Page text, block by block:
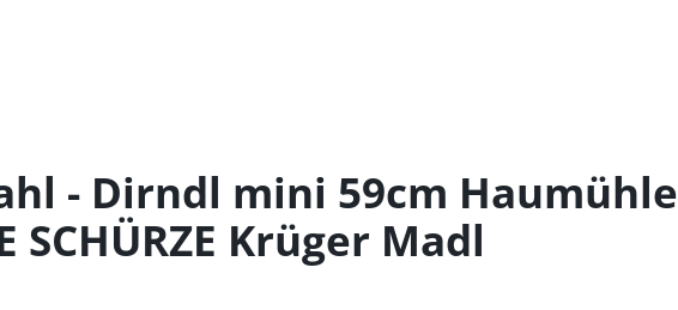
- Dirndl mini 59cm Haumühle
SCHÜRZE Krüger Madl